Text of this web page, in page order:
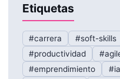
Etiquetas
#carrera #soft-skills
#productividad
#emprendimiento
#ia